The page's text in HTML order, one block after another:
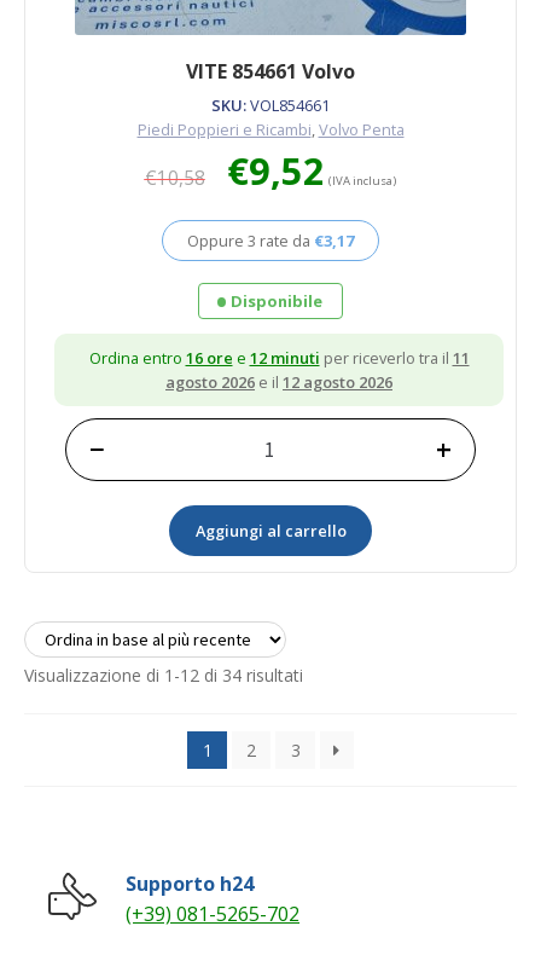
VITE 854661 Volvo
SKU:VOL854661
Piedi Poppieri e Ricambi,Volvo Penta
€10,58
prezzo
era:
€10,58.
€9,52 prezzo
è:
€9,52.
(IVA inclusa)
Oppure 3 rate da €3,17
Disponibile
Ordina entro 16 ore e 12 minuti per riceverlo tra il 11
agosto 2026 e il 12 agosto 2026
VITE
854661
− +
Aggiungi al carrello
Visualizzazione di 1-12 di 34 risultati
1 2 3
Supporto h24
(+39) 081-5265-702